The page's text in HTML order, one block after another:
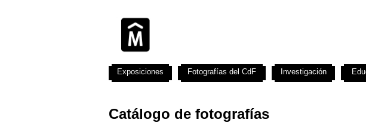
Catálogo de fotografías
Exposiciones Fotografías del CdF Investigación